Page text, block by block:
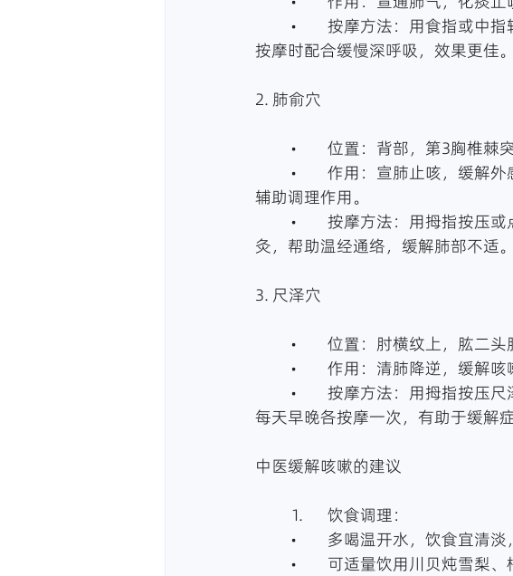
按摩时配合缓慢深呼吸，效果更佳。
2. 肺俞穴
•	位置：背部，第3胸椎
辅助调理作用。
灸，帮助温经通络，缓解肺部不适。
3. 尺泽穴
•	位置：肘横纹上，肱二
•	作用：清肺降逆，缓解
每天早晚各按摩一次，有助于缓解症
中医缓解咳嗽的建议
	1.	饮食调理：
•	多喝温开水，饮食宜清
•	可适量饮用川贝炖雪梨